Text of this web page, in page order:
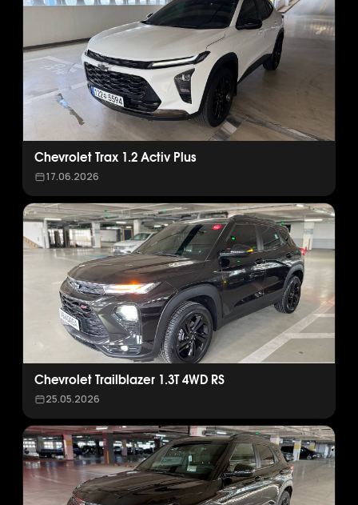
Chevrolet Trax 1.2 Activ Plus
17.06.2026
Chevrolet Trailblazer 1.3T 4WD RS
25.05.2026